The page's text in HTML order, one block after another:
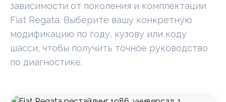
зависимости от поколения и комплектации
Fiat Regata. Выберите вашу конкретную
модификацию по году, кузову или коду
шасси, чтобы получить точное руководство
по диагностике.